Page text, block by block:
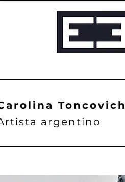
Toncovich
argentino